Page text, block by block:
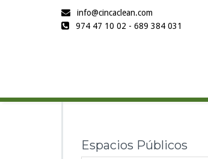
info@cincaclean.com
974 47 10 02 - 689 384 031
Espacios Públicos